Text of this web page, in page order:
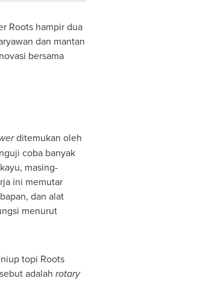
Roots hampir dua
dan mantan
bersama
ditemukan oleh
coba banyak
masing-
ini memutar
dan alat
menurut
topi Roots
adalah rotary